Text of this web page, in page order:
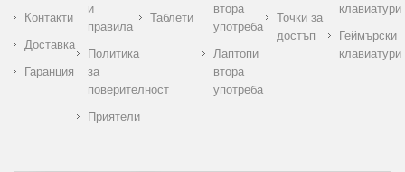
Контакти
Доставка
Гаранция
и
правила
Политика
за
поверителност
Приятели
Таблети
втора
употреба
Лаптопи
втора
употреба
Точки за
достъп
клавиатури
Геймърски
клавиатури